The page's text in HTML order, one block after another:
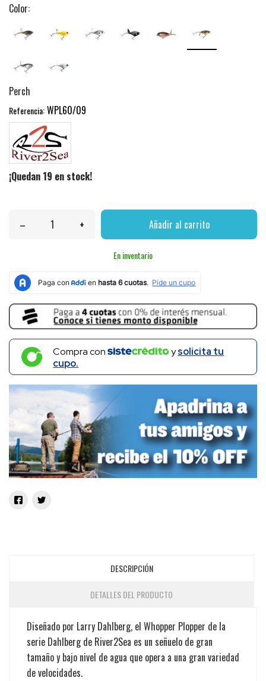
Color:
Perch
Referencia:WPL60/09
¡Quedan 19 en stock!
– + Añadir al carrito
En inventario
Compra con ysolicita tu
cupo.
DESCRIPCIÓN
DETALLES DEL PRODUCTO
Diseñado por Larry Dahlberg, el Whopper Plopper de la
serie Dahlberg de River2Sea es un señuelo de gran
tamaño y bajo nivel de agua que opera a una gran variedad
de velocidades.